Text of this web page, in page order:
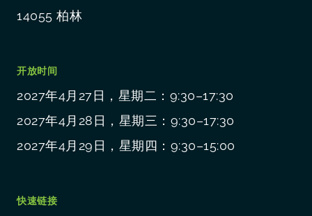
14055 柏林
开放时间
2027年4月27日，星期二：9:30–17:30
2027年4月28日，星期三：9:30–17:30
2027年4月29日，星期四：9:30–15:00
快速链接